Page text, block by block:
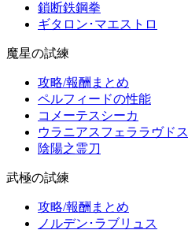
鎖断鉄鋼拳
ギタロン･マエストロ
魔星の試練
攻略/報酬まとめ
ペルフィードの性能
コメーテスシーカ
ウラニアスフェララヴドス
陰陽之霊刀
武極の試練
攻略/報酬まとめ
ノルデン･ラブリュス